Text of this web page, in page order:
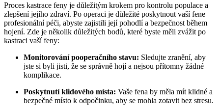
Proces kastrace feny je důležitým krokem pro kontrolu populace a
zlepšení jejího zdraví. Po operaci je důležité poskytnout vaší fene
profesionální péči, abyste zajistili její pohodlí a bezpečnost během
hojení. Zde je několik důležitých bodů, které byste měli zvážit po
kastraci vaší feny:
Monitorování pooperačního stavu: Sledujte zranění, aby
jste si byli jisti, že se správně hojí a nejsou přítomny žádné
komplikace.
Poskytnutí klidového místa: Vaše fena by měla mít klidné a
bezpečné místo k odpočinku, aby se mohla zotavit bez stresu.